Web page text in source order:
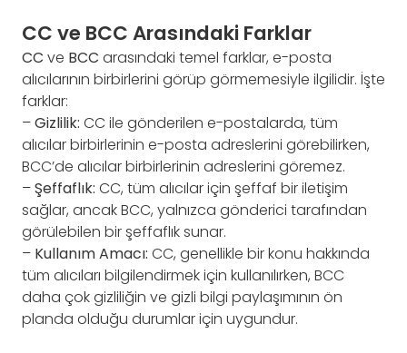
CC ve BCC Arasındaki Farklar
CC ve BCC arasındaki temel farklar, e-posta
alıcılarının birbirlerini görüp görmemesiyle ilgilidir. İşte
farklar:
–Gizlilik: CC ile gönderilen e-postalarda, tüm
alıcılar birbirlerinin e-posta adreslerini görebilirken,
BCC’de alıcılar birbirlerinin adreslerini göremez.
–Şeffaflık: CC, tüm alıcılar için şeffaf bir iletişim
sağlar, ancak BCC, yalnızca gönderici tarafından
görülebilen bir şeffaflık sunar.
– Kullanım Amacı: CC, genellikle bir konu hakkında
tüm alıcıları bilgilendirmek için kullanılırken, BCC
daha çok gizliliğin ve gizli bilgi paylaşımının ön
planda olduğu durumlar için uygundur.